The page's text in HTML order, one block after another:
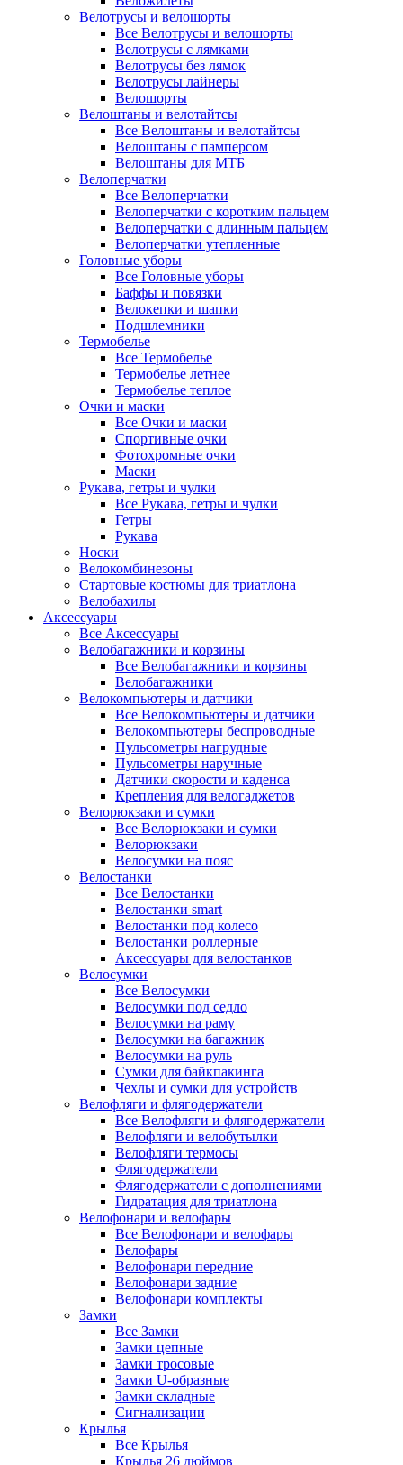
Велотрусы и велошорты
Все Велотрусы и велошорты
Велотрусы с лямками
Велотрусы без лямок
Велотрусы лайнеры
Велошорты
Велоштаны и велотайтсы
Все Велоштаны и велотайтсы
Велоштаны с памперсом
Велоштаны для МТБ
Велоперчатки
Все Велоперчатки
Велоперчатки с коротким пальцем
Велоперчатки с длинным пальцем
Велоперчатки утепленные
Головные уборы
Все Головные уборы
Баффы и повязки
Велокепки и шапки
Подшлемники
Термобелье
Все Термобелье
Термобелье летнее
Термобелье теплое
Очки и маски
Все Очки и маски
Спортивные очки
Фотохромные очки
Маски
Рукава, гетры и чулки
Все Рукава, гетры и чулки
Гетры
Рукава
Носки
Велокомбинезоны
Стартовые костюмы для триатлона
Велобахилы
Аксессуары
Все Аксессуары
Велобагажники и корзины
Все Велобагажники и корзины
Велобагажники
Велокомпьютеры и датчики
Все Велокомпьютеры и датчики
Велокомпьютеры беспроводные
Пульсометры нагрудные
Пульсометры наручные
Датчики скорости и каденса
Крепления для велогаджетов
Велорюкзаки и сумки
Все Велорюкзаки и сумки
Велорюкзаки
Велосумки на пояс
Велостанки
Все Велостанки
Велостанки smart
Велостанки под колесо
Велостанки роллерные
Аксессуары для велостанков
Велосумки
Все Велосумки
Велосумки под седло
Велосумки на раму
Велосумки на багажник
Велосумки на руль
Сумки для байкпакинга
Чехлы и сумки для устройств
Велофляги и флягодержатели
Все Велофляги и флягодержатели
Велофляги и велобутылки
Велофляги термосы
Флягодержатели
Флягодержатели с дополнениями
Гидратация для триатлона
Велофонари и велофары
Все Велофонари и велофары
Велофары
Велофонари передние
Велофонари задние
Велофонари комплекты
Замки
Все Замки
Замки цепные
Замки тросовые
Замки U-образные
Замки складные
Сигнализации
Крылья
Все Крылья
Крылья 26 дюймов